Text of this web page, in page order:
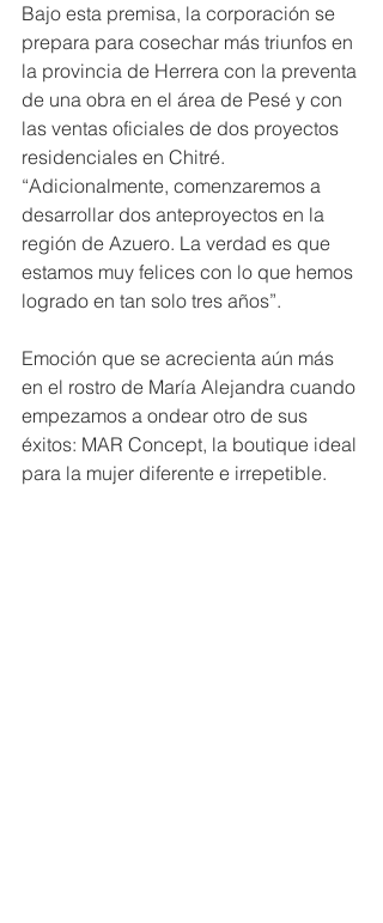
Bajo esta premisa, la corporación se
prepara para cosechar más triunfos en
la provincia de Herrera con la preventa
de una obra en el área de Pesé y con
las ventas oficiales de dos proyectos
residenciales en Chitré.
“Adicionalmente, comenzaremos a
desarrollar dos anteproyectos en la
región de Azuero. La verdad es que
estamos muy felices con lo que hemos
logrado en tan solo tres años”.
Emoción que se acrecienta aún más
en el rostro de María Alejandra cuando
empezamos a ondear otro de sus
éxitos: MAR Concept, la boutique ideal
para la mujer diferente e irrepetible.